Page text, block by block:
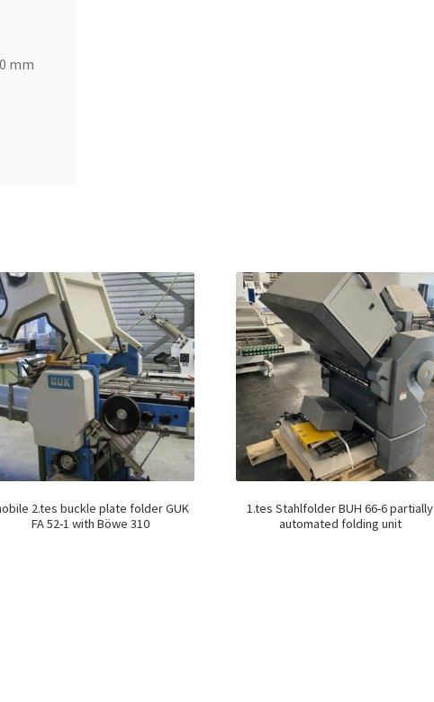
mm
2.tes buckle plate folder GUK
FA 52-1 with Böwe 310
1.tes Stahlfolder BUH 66-6 partially
automated folding unit